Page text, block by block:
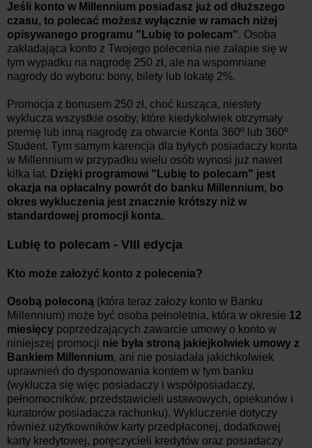
Jeśli konto w Millennium posiadasz już od dłuższego
czasu, to polecać możesz wyłącznie w ramach niżej
opisywanego programu "Lubię to polecam". Osoba
zakładająca konto z Twojego polecenia nie załapie się w
tym wypadku na nagrodę 250 zł, ale na wspomniane
nagrody do wyboru: bony, bilety lub lokatę 2%.
Promocja z bonusem 250 zł, choć kusząca, niestety
wyklucza wszystkie osoby, które kiedykolwiek otrzymały
premię lub inną nagrodę za otwarcie Konta 360º lub 360º
Student. Tym samym karencja dla byłych posiadaczy konta
w Millennium w przypadku wielu osób wynosi już nawet
kilka lat. Dzięki programowi "Lubię to polecam" jest
okazja na opłacalny powrót do banku Millennium, bo
okres wykluczenia jest znacznie krótszy niż w
standardowej promocji konta.
Lubię to polecam - VIII edycja
Kto może założyć konto z polecenia?
Osobą poleconą (która teraz założy konto w Banku
Millennium) może być osoba pełnoletnia, która w okresie 12
miesięcy poprzedzających zawarcie umowy o konto w
niniejszej promocji nie była stroną jakiejkolwiek umowy z
Bankiem Millennium, ani nie posiadała jakichkolwiek
uprawnień do dysponowania kontem w tym banku
(wyklucza się więc posiadaczy i współposiadaczy,
pełnomocników, przedstawicieli ustawowych, opiekunów i
kuratorów posiadacza rachunku). Wykluczenie dotyczy
również użytkowników karty przedpłaconej, dodatkowej
karty kredytowej, poręczycieli kredytów oraz posiadaczy